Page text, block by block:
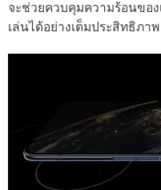
จะช่วยควบคุมความร้อนขอ
เล่นได้อย่างเต็มประสิทธิภาพ